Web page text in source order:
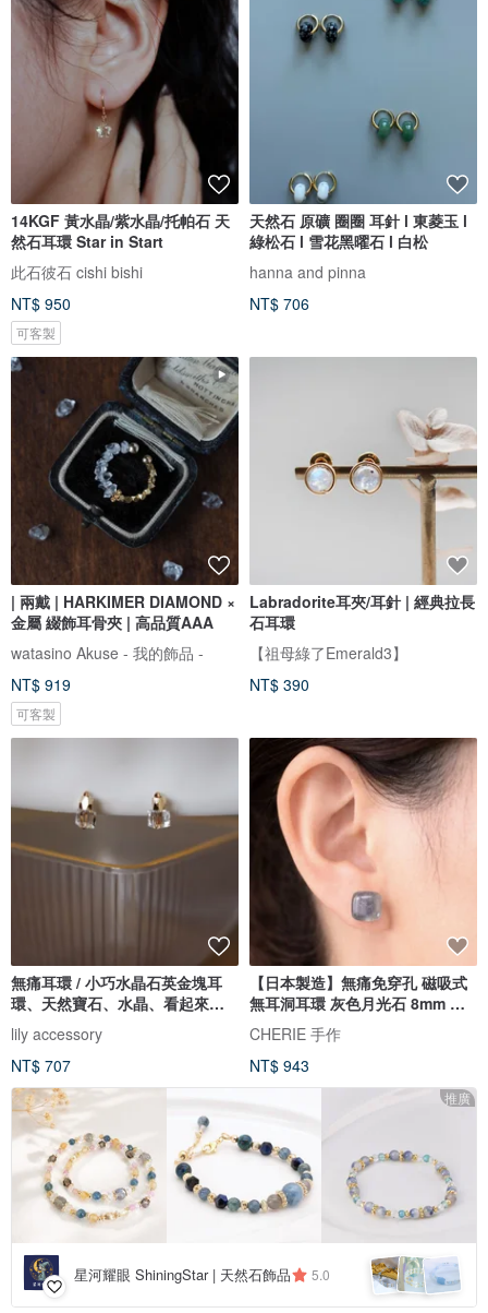
14KGF 黃水晶/紫水晶/托帕石 天
然石耳環 Star in Start
此石彼石 cishi bishi
NT$ 950
可客製
天然石 原礦 圈圈 耳針 l 東菱玉 l
綠松石 l 雪花黑曜石 l 白松
hanna and pinna
NT$ 706
| 兩戴 | HARKIMER DIAMOND ×
金屬 綴飾耳骨夾 | 高品質AAA
watasino Akuse - 我的飾品 -
NT$ 919
可客製
Labradorite耳夾/耳針 | 經典拉長
石耳環
【祖母綠了Emerald3】
NT$ 390
無痛耳環 / 小巧水晶石英金塊耳
環、天然寶石、水晶、看起來像
耳
lily accessory
NT$ 707
【日本製造】無痛免穿孔 磁吸式
無耳洞耳環 灰色月光石 8mm 方
形 軟骨亦適用 天然石耳飾
CHERIE 手作
NT$ 943
推廣
星河耀眼 ShiningStar | 天然石飾品 5.0